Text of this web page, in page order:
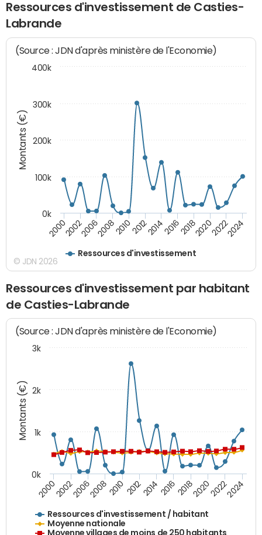
Ressources d'investissement de Casties-
Labrande
Montants (€)
(Source : JDN d'après ministère de l'Economie)
Ressources d'investissement
200020022006200820102012201420162018202020222024
0k
100k
200k
300k
400k
© JDN 2026
Ressources d'investissement par habitant
de Casties-Labrande
Montants (€)
(Source : JDN d'après ministère de l'Economie)
Ressources d'investissement / habitant
Moyenne nationale
20002002200620082010 2012201420162018202020222024
0k
1k
2k
3k